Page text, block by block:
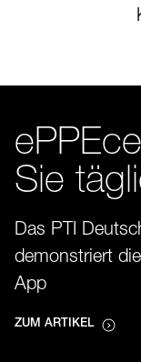
Sie
Das PTI
demonstriert
App
ZUM ARTIKEL